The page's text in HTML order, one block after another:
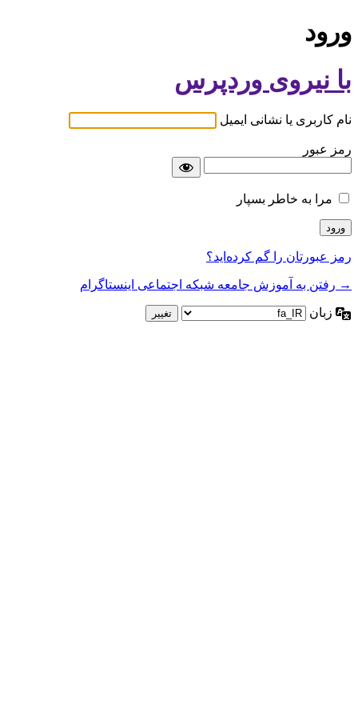
ورود
با نیروی وردپرس
نام کاربری یا نشانی ایمیل
رمز عبور
مرا به خاطر بسپار
رمز عبورتان را گم کرده‌اید؟
→ رفتن به آموزش جامعه شبکه اجتماعی اینستاگرام
زبان